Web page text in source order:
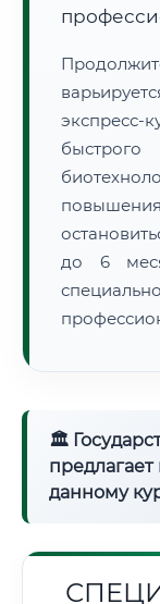
экспресс-
повышения
до 6
🏛
данному